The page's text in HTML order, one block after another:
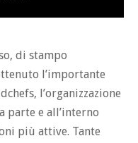
di stampo
l’importante
l’organizzazione
parte e all’interno
più attive. Tante